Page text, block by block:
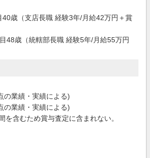
歳（支店長職 経験3年/月給42万円＋賞
48歳（統轄部長職 経験5年/月給55万円
の業績・実績による)
の業績・実績による)
を含むため賞与査定に含まれない。